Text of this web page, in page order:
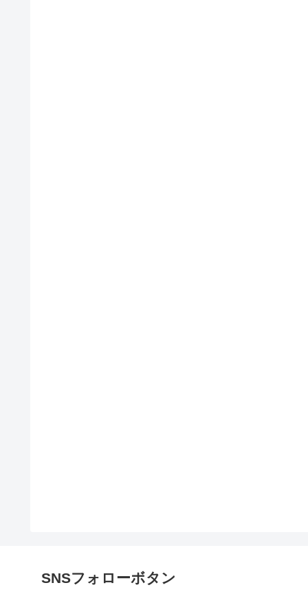
SNSフォローボタン